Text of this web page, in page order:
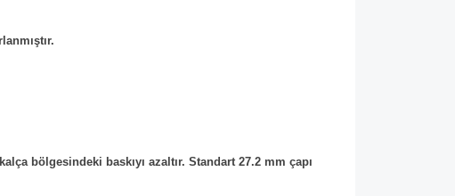
bölgesindeki baskıyı azaltır. Standart 27.2 mm çapı